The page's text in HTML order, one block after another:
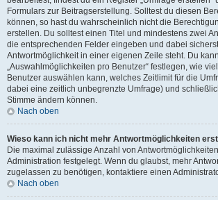
Formulars zur Beitragserstellung. Solltest du diesen
können, so hast du wahrscheinlich nicht die
erstellen. Du solltest einen Titel und mindestens zwei
die entsprechenden Felder eingeben und dabei
Antwortmöglichkeit in einer eigenen Zeile steht. Du
„Auswahlmöglichkeiten pro Benutzer“ festlegen, wie
Benutzer auswählen kann, welches Zeitlimit für die
dabei eine zeitlich unbegrenzte Umfrage) und
Stimme ändern können.
Nach oben
Wieso kann ich nicht mehr Antwortmöglichkeiten
Die maximal zulässige Anzahl von
Administration festgelegt. Wenn du glaubst, mehr
zugelassen zu benötigen, kontaktiere einen
Nach oben